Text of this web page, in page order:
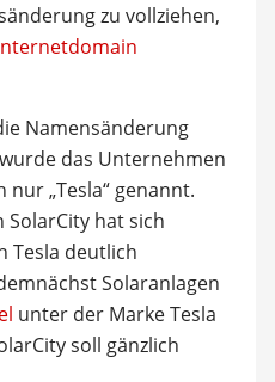
zu vollziehen,
Namensänderung
das Unternehmen
„Tesla“ genannt.
hat sich
Tesla deutlich
Solaranlagen
unter der Marke Tesla
soll gänzlich